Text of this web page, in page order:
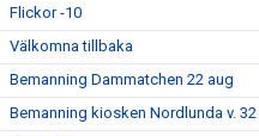
Flickor -10
Välkomna tillbaka
Bemanning Dammatchen 22 aug
Bemanning kiosken Nordlunda v. 32